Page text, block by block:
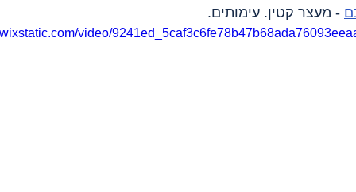
- מעצר קטין. עימותים.
video/